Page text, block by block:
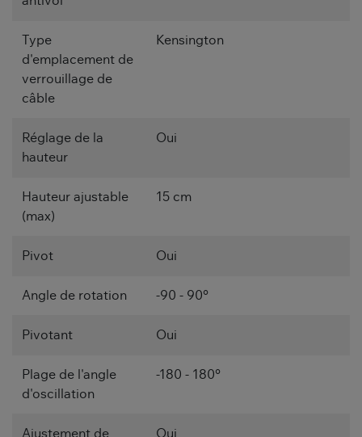
Type
d'emplacement de
verrouillage de
câble
Kensington
Réglage de la
hauteur
Oui
Hauteur ajustable
(max)
15 cm
Pivot Oui
Angle de rotation -90 - 90°
Pivotant Oui
Plage de l'angle
d'oscillation
-180 - 180°
Ajustement de Oui